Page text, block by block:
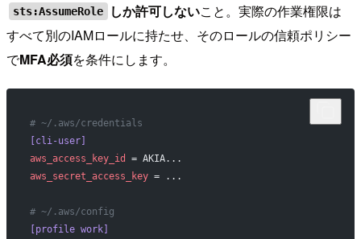
sts:AssumeRole しか許可しないこと。実際の作業権限は
すべて別のIAMロールに持たせ、そのロールの信頼ポリシー
でMFA必須を条件にします。
# ~/.aws/credentials
[cli-user]
aws_access_key_id
= AKIA...
aws_secret_access_key = ...
# ~/.aws/config
[profile work]